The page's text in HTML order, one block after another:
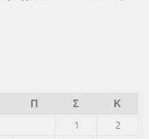
Π Σ
Κ
1
2